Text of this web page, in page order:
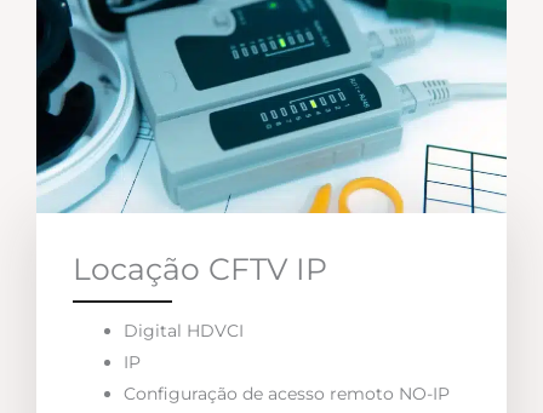
Locação CFTV IP
Digital HDVCI
IP
Configuração de acesso remoto NO-IP